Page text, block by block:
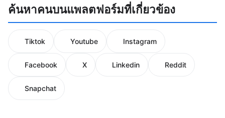
ค้นหาคนบนแพลตฟอร์มที่เกี่ยวข้อง
Tiktok Youtube Instagram
Facebook X Linkedin Reddit
Snapchat